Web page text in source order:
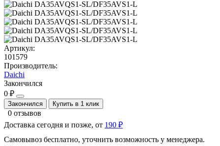
Артикул:
101579
Производитель:
Daichi
Закончился
0 ₽
Закончился Купить в 1 клик
0 отзывов
Доставка сегодня и позже, от 190 ₽
Самовывоз бесплатно, уточнить возможность у менеджера.